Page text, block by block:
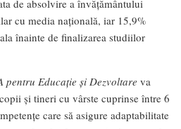
de absolvire a învățământului
cu media națională, iar 15,9%
înainte de finalizarea studiilor
pentru Educație și Dezvoltare va
și tineri cu vârste cuprinse între 6
care să asigure adaptabilitate